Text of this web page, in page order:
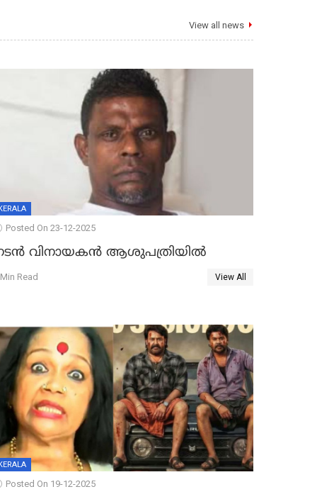
View all news
Posted On 23-12-2025
വിനായകൻ ആശുപത്രിയിൽ
Read View All
Posted On 19-12-2025